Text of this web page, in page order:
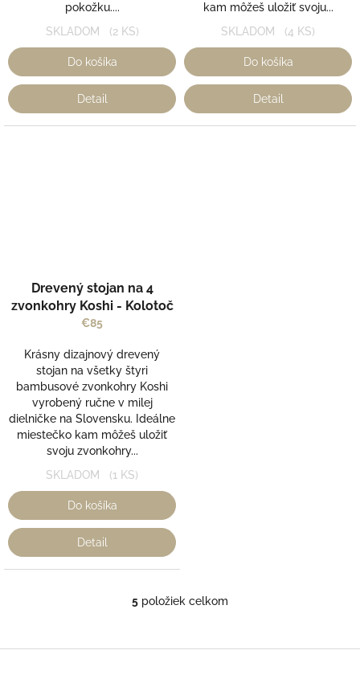
pokožku....
SKLADOM (2 KS)
Do košíka
Detail
kam môžeš uložiť svoju...
SKLADOM (4 KS)
Do košíka
Detail
Drevený stojan na 4
zvonkohry Koshi - Kolotoč
€85
Krásny dizajnový drevený
stojan na všetky štyri
bambusové zvonkohry Koshi
vyrobený ručne v milej
dielničke na Slovensku. Ideálne
miestečko kam môžeš uložiť
svoju zvonkohry...
SKLADOM (1 KS)
Do košíka
Detail
O
á
5 položiek celkom